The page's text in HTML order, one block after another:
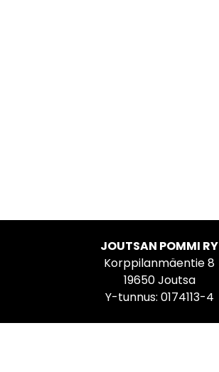
JOUTSAN POMMI RY
Korppilanmäentie 8
19650 Joutsa
Y-tunnus: 0174113-4